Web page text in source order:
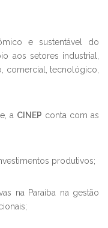
e sustentável do
aos setores industrial,
comercial, tecnológico,
a CINEP conta com as
produtivos;
na Paraíba na gestão